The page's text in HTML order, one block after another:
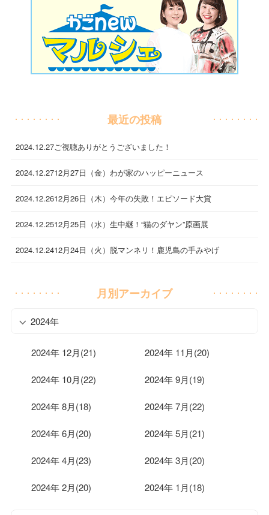
最近の投稿
2024.12.27ご視聴ありがとうございました！
2024.12.2712月27日（金）わが家のハッピーニュース
2024.12.2612月26日（木）今年の失敗！エピソード大賞
2024.12.2512月25日（水）生中継！“猫のダヤン”原画展
2024.12.2412月24日（火）脱マンネリ！鹿児島の手みやげ
月別アーカイブ
2024年
2024年 12月(21) 2024年 11月(20)
2024年 10月(22) 2024年 9月(19)
2024年 8月(18) 2024年 7月(22)
2024年 6月(20) 2024年 5月(21)
2024年 4月(23) 2024年 3月(20)
2024年 2月(20) 2024年 1月(18)